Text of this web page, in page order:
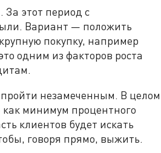
этот период с
Вариант — положить
покупку, например
одним из факторов роста
незамеченным. В целом
минимум процентного
клиентов будет искать
говоря прямо, выжить.